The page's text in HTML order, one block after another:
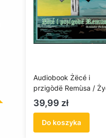
Audiobook Żëcé i
przigòdë Remùsa /
i przygody Remusa
Cena
39,99 zł
Do koszyka